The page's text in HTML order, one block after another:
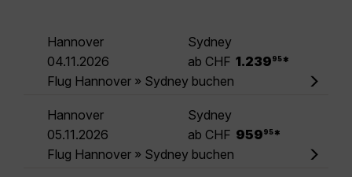
Hannover
Sydney
04.11.2026
ab CHF 1.239 95 *
Flug Hannover » Sydney buchen
Hannover
Sydney
05.11.2026
ab CHF 959 95 *
Flug Hannover » Sydney buchen